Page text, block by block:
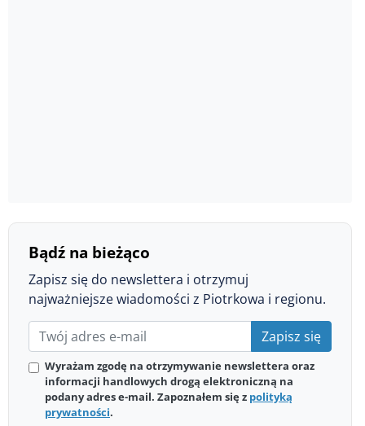
Bądź na bieżąco
Zapisz się do newslettera i otrzymuj
najważniejsze wiadomości z Piotrkowa i regionu.
Zapisz się
Wyrażam zgodę na otrzymywanie newslettera oraz
informacji handlowych drogą elektroniczną na
podany adres e-mail. Zapoznałem się z polityką
prywatności.